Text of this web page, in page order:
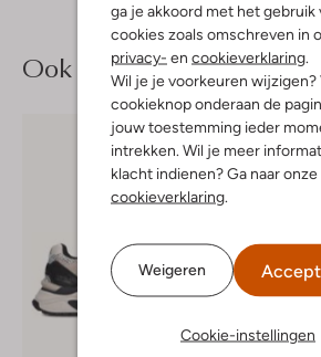
ga je akkoord met het gebruik
cookies zoals omschreven in
privacy- en cookieverklaring
Wil je je voorkeuren wijzigen?
cookieknop onderaan de
jouw toestemming ieder
intrekken. Wil je meer
klacht indienen? Ga naar onze
cookieverklaring
Weigeren
Cookie-instellingen
Ook iets voor jou?
Laatste